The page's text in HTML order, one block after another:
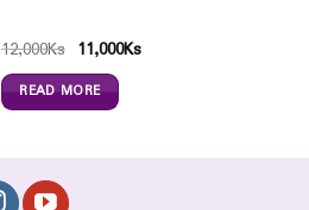
12,000Ks 11,000Ks
READ MORE